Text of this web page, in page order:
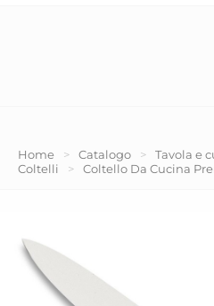
Home > Catalogo > Tavola e
Coltelli
> Coltello Da Cucina